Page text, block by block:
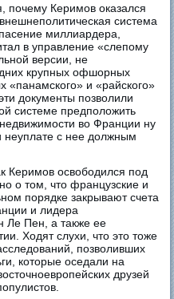
почему Керимов оказался
система
миллиардера,
в управление «слепому
версии, не
крупных офшорных
«панамского» и «райского»
документы позволили
системе предположить
во Франции ну
с нее должным
Керимов освободился под
о том, что французские и
порядке закрывают счета
и лидера
Ле Пен, а также ее
Ходят слухи, что это тоже
позволивших
которые оседали на
друзей